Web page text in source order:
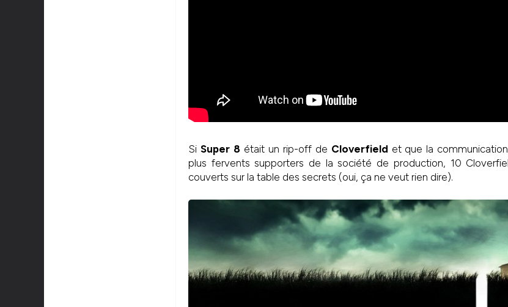
Si Super 8 était un rip-off de Cloverfield et que la
plus fervents supporters de la société de production, 10
couverts sur la table des secrets (oui, ça ne veut rien dire).